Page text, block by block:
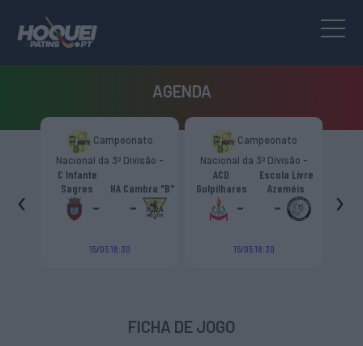
AGENDA
Campeonato
da 3ª Divisão -
Norte “B”
-
HA Cambra "B"
Campeonato
Nacional da 3ª Divisão -
Gulpilhares
-
Escola Livre
Azeméis
Trophy Girone “D”
HC Castiglione
- -
‹ ›
FICHA DE JOGO